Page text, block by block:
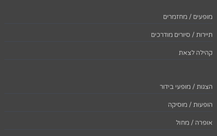
מופעים / מחזמרים
תיירות / סיורים מודרכים
קהילה לצאת
הצגות / מופעי בידור
הופעות / מוסיקה
אופרה / מחול